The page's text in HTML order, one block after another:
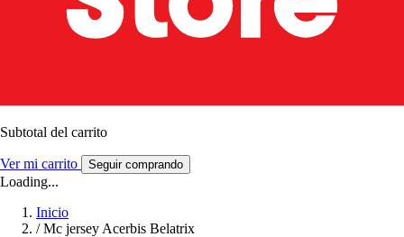
Subtotal del carrito
Ver mi carrito Seguir comprando
Loading...
Inicio
/ Mc jersey Acerbis Belatrix